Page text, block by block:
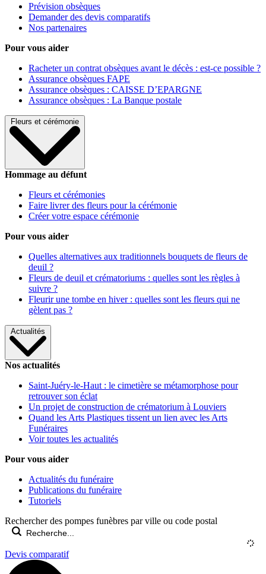
Prévision obsèques
Demander des devis comparatifs
Nos partenaires
Pour vous aider
Racheter un contrat obsèques avant le décès : est-ce possible ?
Assurance obsèques FAPE
Assurance obsèques : CAISSE D’EPARGNE
Assurance obsèques : La Banque postale
Fleurs et cérémonie
Hommage au défunt
Fleurs et cérémonies
Faire livrer des fleurs pour la cérémonie
Créer votre espace cérémonie
Pour vous aider
Quelles alternatives aux traditionnels bouquets de fleurs de
deuil ?
Fleurs de deuil et crématoriums : quelles sont les règles à
suivre ?
Fleurir une tombe en hiver : quelles sont les fleurs qui ne
gèlent pas ?
Actualités
Nos actualités
Saint-Juéry-le-Haut : le cimetière se métamorphose pour
retrouver son éclat
Un projet de construction de crématorium à Louviers
Quand les Arts Plastiques tissent un lien avec les Arts
Funéraires
Voir toutes les actualités
Pour vous aider
Actualités du funéraire
Publications du funéraire
Tutoriels
Rechercher des pompes funèbres par ville ou code postal
Devis comparatif